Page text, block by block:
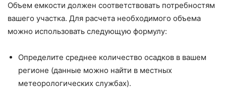
Объем емкости должен соответствовать потребностям
вашего участка. Для расчета необходимого объема
можно использовать следующую формулу:
Определите среднее количество осадков в вашем
регионе (данные можно найти в местных
метеорологических службах).